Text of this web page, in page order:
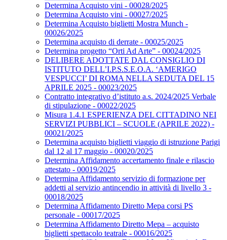
Determina Acquisto vini - 00028/2025
Determina Acquisto vini - 00027/2025
Determina Acquisto biglietti Mostra Munch -
00026/2025
Determina acquisto di derrate - 00025/2025
Determina progetto “Orti Ad Arte” - 00024/2025
DELIBERE ADOTTATE DAL CONSIGLIO DI
ISTITUTO DELL’I.P.S.S.E.O.A. ‘AMERIGO
VESPUCCI’ DI ROMA NELLA SEDUTA DEL 15
APRILE 2025 - 00023/2025
Contratto integrativo d’istituto a.s. 2024/2025 Verbale
di stipulazione - 00022/2025
Misura 1.4.1 ESPERIENZA DEL CITTADINO NEI
SERVIZI PUBBLICI – SCUOLE (APRILE 2022) -
00021/2025
Determina acquisto biglietti viaggio di istruzione Parigi
dal 12 al 17 maggio - 00020/2025
Determina Affidamento accertamento finale e rilascio
attestato - 00019/2025
Determina Affidamento servizio di formazione per
addetti al servizio antincendio in attività di livello 3 -
00018/2025
Determina Affidamento Diretto Mepa corsi PS
personale - 00017/2025
Determina Affidamento Diretto Mepa – acquisto
biglietti spettacolo teatrale - 00016/2025